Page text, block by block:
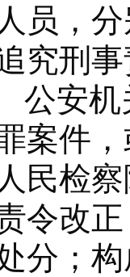
员，
究刑
安机
案件
民检
令改
分；